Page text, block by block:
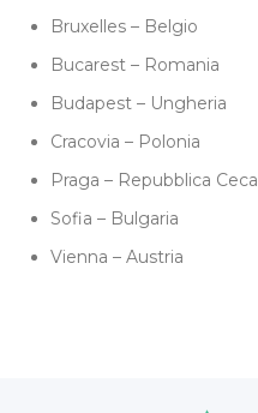
Bruxelles – Belgio
Bucarest – Romania
Budapest – Ungheria
Cracovia – Polonia
Praga – Repubblica Ceca
Sofia – Bulgaria
Vienna – Austria